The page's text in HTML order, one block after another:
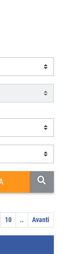
10 .. Avanti